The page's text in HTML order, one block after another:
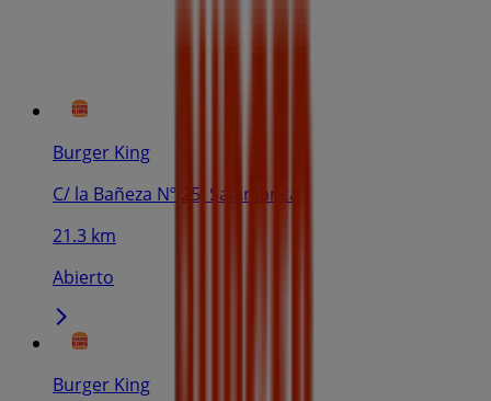
Burger King
C/ la Bañeza Nº 25, Salamanca
21.3 km
Abierto
Burger King